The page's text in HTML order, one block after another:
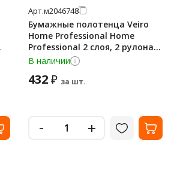
Арт.м2046748
Бумажные полотенца Veiro
Home Professional Home
Professional 2 слоя, 2 рулона,
32м, белые
В наличии
432₽ за шт.
- +